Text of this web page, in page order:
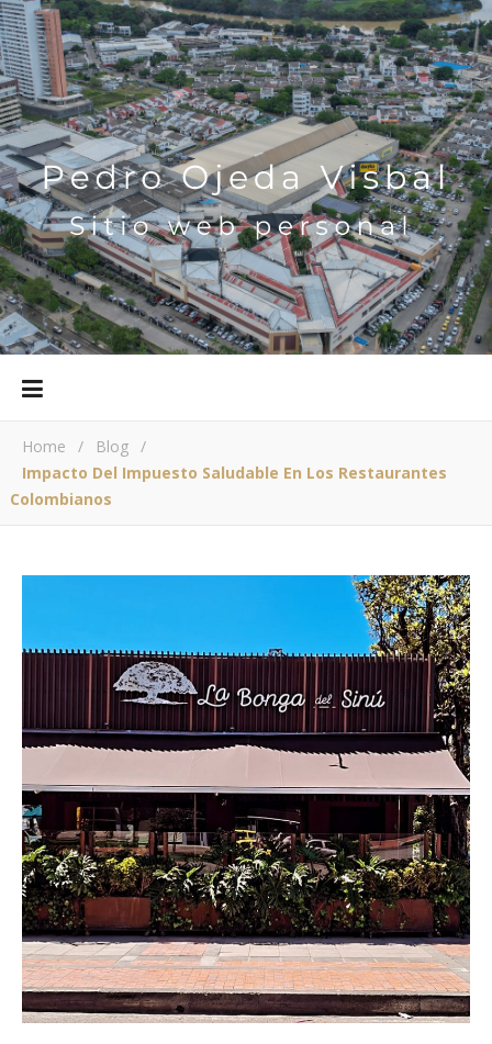
Home / Blog /
Impacto Del Impuesto Saludable En Los Restaurantes
Colombianos